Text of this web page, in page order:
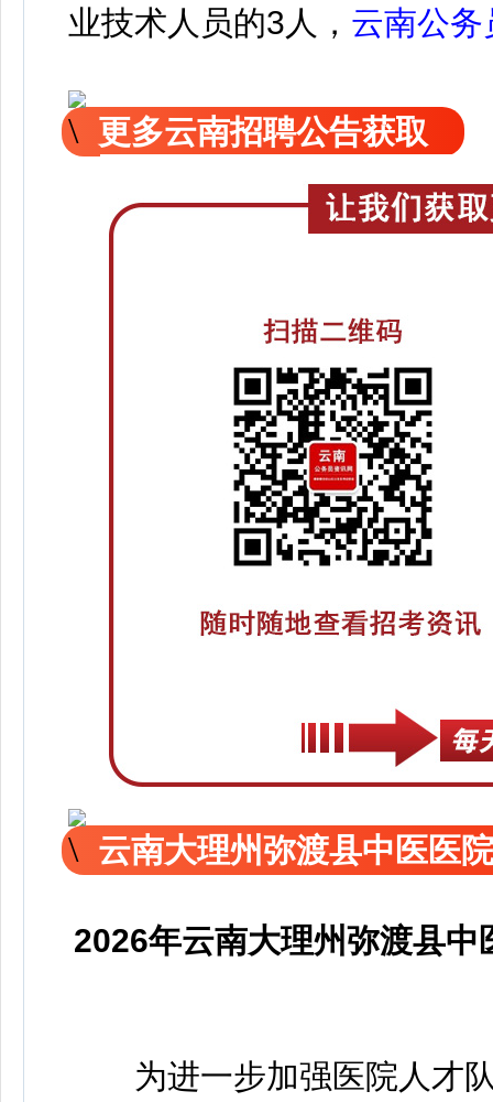
业技术人员的3人， 云南公
更多云南招聘公告获取
云南大理州弥渡县中医医
2026年云南大理州弥渡县
为进一步加强医院人才队